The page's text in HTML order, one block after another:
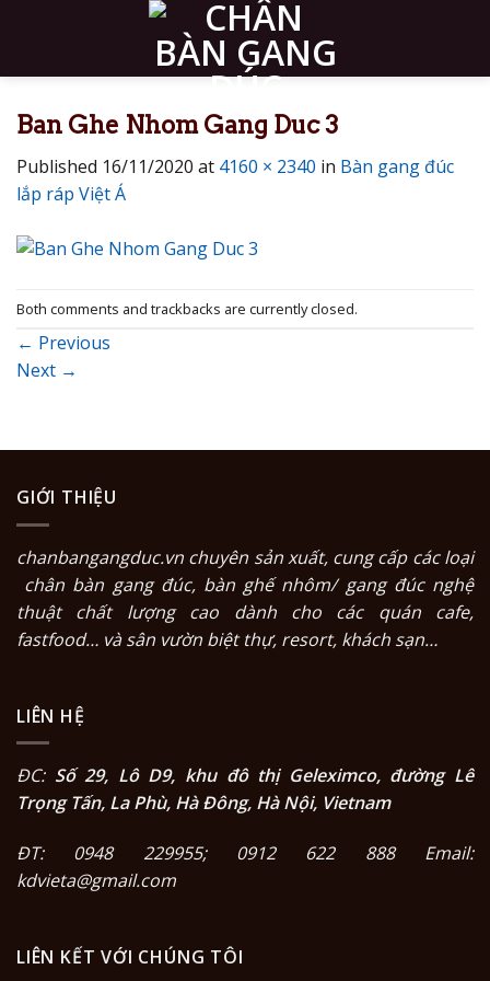
Ban Ghe Nhom Gang Duc 3
Published 16/11/2020 at 4160 × 2340 in Bàn gang đúc
lắp ráp Việt Á
Both comments and trackbacks are currently closed.
← Previous
Next →
GIỚI THIỆU
chanbangangduc.vn chuyên sản xuất, cung cấp các loại
chân bàn gang đúc, bàn ghế nhôm/ gang đúc nghệ
thuậtchất lượng cao dành cho các quán cafe,
fastfood… và sân vườn biệt thự, resort, khách sạn…
LIÊN HỆ
ĐC: Số 29, Lô D9, khu đô thị Geleximco, đường Lê
Trọng Tấn, La Phù, Hà Đông, Hà Nội, Vietnam
ĐT: 0948 229955; 0912 622 888 Email:
kdvieta@gmail.com
LIÊN KẾT VỚI CHÚNG TÔI